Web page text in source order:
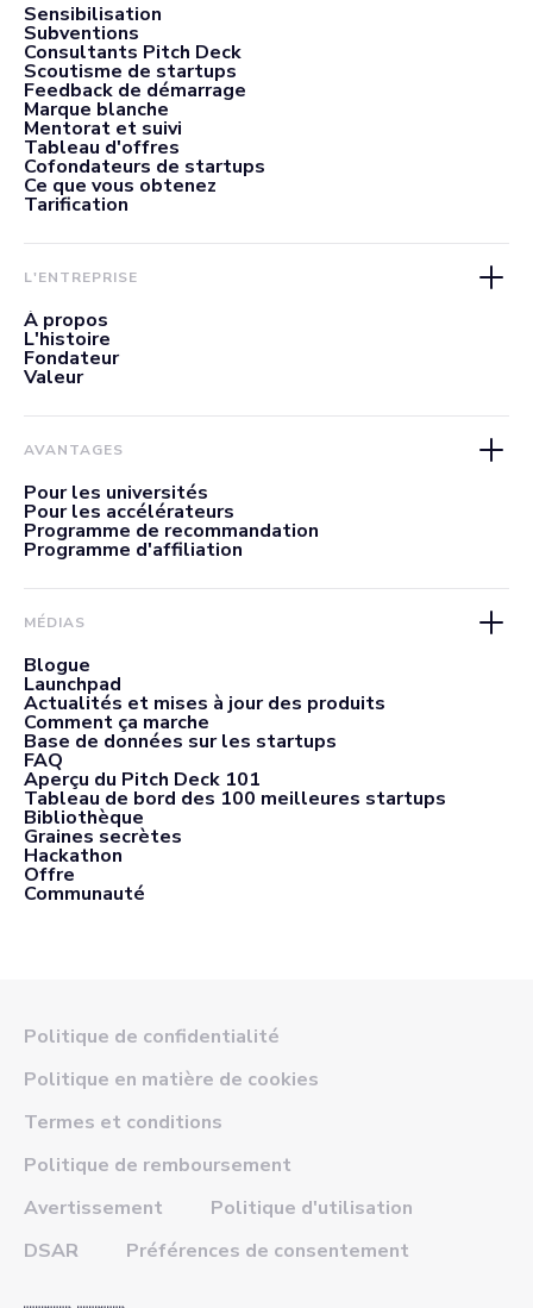
Sensibilisation
Subventions
Consultants Pitch Deck
Scoutisme de startups
Feedback de démarrage
Marque blanche
Mentorat et suivi
Tableau d'offres
Cofondateurs de startups
Ce que vous obtenez
Tarification
L'ENTREPRISE
À propos
L'histoire
Fondateur
Valeur
AVANTAGES
Pour les universités
Pour les accélérateurs
Programme de recommandation
Programme d'affiliation
MÉDIAS
Blogue
Launchpad
Actualités et mises à jour des produits
Comment ça marche
Base de données sur les startups
FAQ
Aperçu du Pitch Deck 101
Tableau de bord des 100 meilleures startups
Bibliothèque
Graines secrètes
Hackathon
Offre
Communauté
Politique de confidentialité
Politique en matière de cookies
Termes et conditions
Politique de remboursement
Avertissement
Politique d'utilisation
DSAR
Préférences de consentement